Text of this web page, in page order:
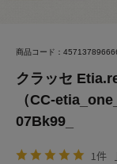
商品コード：
クラッセ
（CC-
07Bk99_
1件